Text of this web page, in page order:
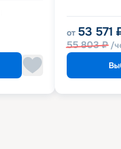
от 53 571
55 803₽ /